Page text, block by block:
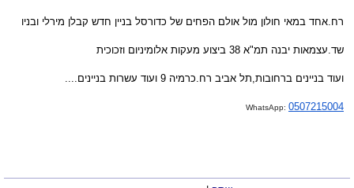
רח.אחד במאי חולון מול אולם הפחים של כדורסל בניין חדש קבלן מירלי ובניו
שד.עצמאות יבנה תמ"א 38 ביצוע מעקות אלומיניום וזכוכית
ועוד בניינים ברחובות,תל אביב רח.כרמיה 9 ועוד עשרות בניינים....
WhatsApp: 0507215004